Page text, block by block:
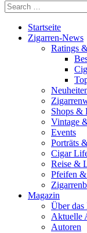
Startseite
Zigarren-News
Ratings
Shops &
Vintage
Events
Porträts
Cigar
Reise &
Pfeifen
Magazin
Über das
Aktuelle
Autoren